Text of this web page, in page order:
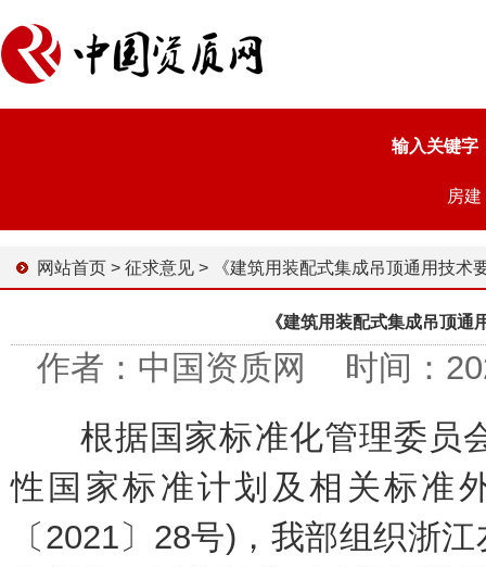
输入关键字
房建
网站首页 > 征求意见 > 《建筑用装配式集成吊顶通用技术要求（征求意见
《建筑用装配式集成吊顶
作者：中国资质网 时间：
根据国家标准化管理委员
性国家标准计划及相关标准
〔2021〕28号)，我部组织浙